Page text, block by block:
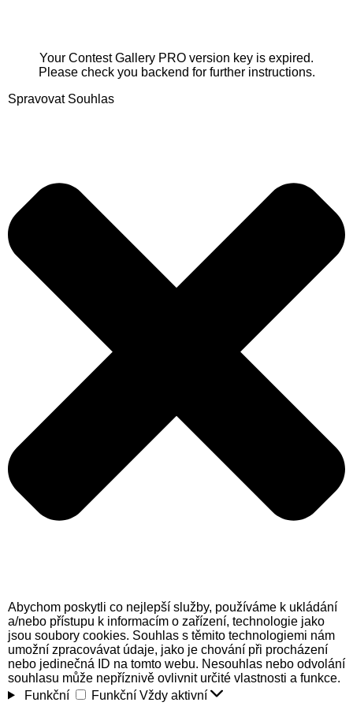
Your Contest Gallery PRO version key is expired.
Please check you backend for further instructions.
Spravovat Souhlas
Abychom poskytli co nejlepší služby, používáme k ukládání
a/nebo přístupu k informacím o zařízení, technologie jako
jsou soubory cookies. Souhlas s těmito technologiemi nám
umožní zpracovávat údaje, jako je chování při procházení
nebo jedinečná ID na tomto webu. Nesouhlas nebo odvolání
souhlasu může nepříznivě ovlivnit určité vlastnosti a funkce.
Funkční
Funkční Vždy aktivní